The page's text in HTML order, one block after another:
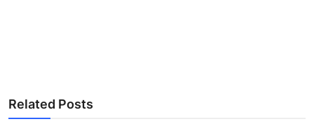
Related Posts